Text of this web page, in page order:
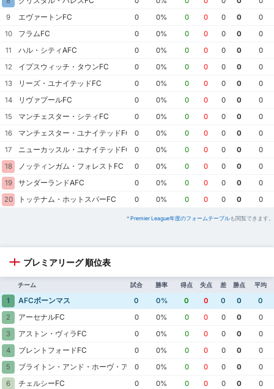
9
エヴァートンFC 0 0% 0 0 0 0
0
10
フラムFC 0 0% 0 0 0 0
0
11
ハル・シティAFC 0 0% 0 0 0 0
0
12
イプスウィッチ・タウンFC 0 0% 0 0 0 0
0
13
リーズ・ユナイテッドFC 0 0% 0 0 0 0
0
14
リヴァプールFC 0 0% 0 0 0 0
0
15
マンチェスター・シティFC 0 0% 0 0 0 0
0
16
マンチェスター・ユナイテッドFC 0 0% 0 0 0 0
0
17
ニューカッスル・ユナイテッドFC 0 0% 0 0 0 0
0
18
ノッティンガム・フォレストFC 0 0% 0 0 0 0
0
19
サンダーランドAFC 0 0% 0 0 0 0
0
20
トッテナム・ホットスパーFC 0 0% 0 0 0 0 0
*Premier League年度のフォームテーブルも閲覧できます。
プレミアリーグ 順位表
チーム 試合 勝率 得点 失点 差 勝点 平均
1 AFCボーンマス 0 0% 0 0 0 0
0
2
アーセナルFC 0 0% 0 0 0 0
0
3
アストン・ヴィラFC 0 0% 0 0 0 0
0
4
ブレントフォードFC 0 0% 0 0 0 0
0
5
ブライトン・アンド・ホーヴ・アルビオンFC
0 0% 0 0 0 0
0
6
チェルシーFC 0 0% 0 0 0 0
0